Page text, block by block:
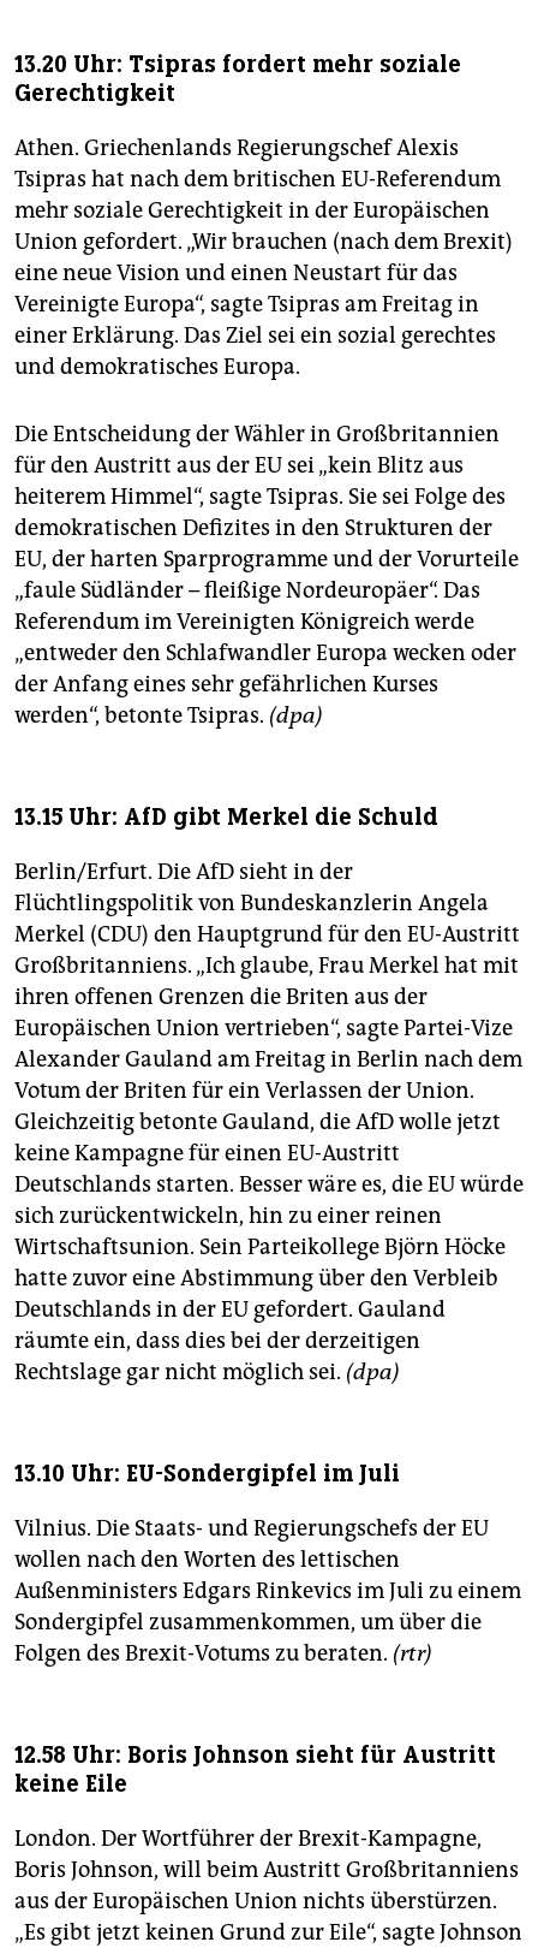
13.20 Uhr: Tsipras fordert mehr soziale
Gerechtigkeit
Athen. Griechenlands Regierungschef Alexis
Tsipras hat nach dem britischen EU-Referendum
mehr soziale Gerechtigkeit in der Europäischen
Union gefordert. „Wir brauchen (nach dem Brexit)
eine neue Vision und einen Neustart für das
Vereinigte Europa“, sagte Tsipras am Freitag in
einer Erklärung. Das Ziel sei ein sozial gerechtes
und demokratisches Europa.
Die Entscheidung der Wähler in Großbritannien
für den Austritt aus der EU sei „kein Blitz aus
heiterem Himmel“, sagte Tsipras. Sie sei Folge des
demokratischen Defizites in den Strukturen der
EU, der harten Sparprogramme und der Vorurteile
„faule Südländer – fleißige Nordeuropäer“. Das
Referendum im Vereinigten Königreich werde
„entweder den Schlafwandler Europa wecken oder
der Anfang eines sehr gefährlichen Kurses
werden“, betonte Tsipras. (dpa)
13.15 Uhr: AfD gibt Merkel die Schuld
Berlin/Erfurt. Die AfD sieht in der
Flüchtlingspolitik von Bundeskanzlerin Angela
Merkel (CDU) den Hauptgrund für den EU-Austritt
Großbritanniens. „Ich glaube, Frau Merkel hat mit
ihren offenen Grenzen die Briten aus der
Europäischen Union vertrieben“, sagte Partei-Vize
Alexander Gauland am Freitag in Berlin nach dem
Votum der Briten für ein Verlassen der Union.
Gleichzeitig betonte Gauland, die AfD wolle jetzt
keine Kampagne für einen EU-Austritt
Deutschlands starten. Besser wäre es, die EU würde
sich zurückentwickeln, hin zu einer reinen
Wirtschaftsunion. Sein Parteikollege Björn Höcke
hatte zuvor eine Abstimmung über den Verbleib
Deutschlands in der EU gefordert. Gauland
räumte ein, dass dies bei der derzeitigen
Rechtslage gar nicht möglich sei. (dpa)
13.10 Uhr: EU-Sondergipfel im Juli
Vilnius. Die Staats- und Regierungschefs der EU
wollen nach den Worten des lettischen
Außenministers Edgars Rinkevics im Juli zu einem
Sondergipfel zusammenkommen, um über die
Folgen des Brexit-Votums zu beraten. (rtr)
12.58 Uhr: Boris Johnson sieht für Austritt
keine Eile
London. Der Wortführer der Brexit-Kampagne,
Boris Johnson, will beim Austritt Großbritanniens
aus der Europäischen Union nichts überstürzen.
„Es gibt jetzt keinen Grund zur Eile“, sagte Johnson